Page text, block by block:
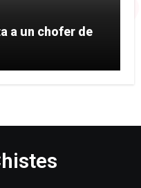
a un chofer de